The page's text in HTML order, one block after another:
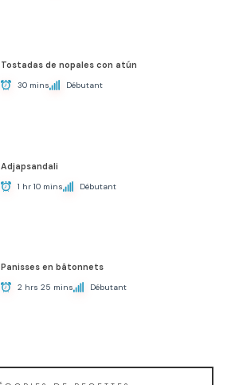
Tostadas de nopales con atún
30 mins Débutant
Adjapsandali
1 hr 10 mins Débutant
Panisses en bâtonnets
2 hrs 25 mins Débutant